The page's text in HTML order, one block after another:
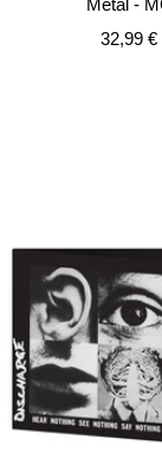
Metal -
32,99 €